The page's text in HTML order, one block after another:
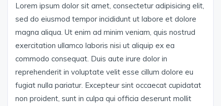
Lorem ipsum dolor sit amet, consectetur adipisicing elit,
sed do eiusmod tempor incididunt ut labore et dolore
magna aliqua. Ut enim ad minim veniam, quis nostrud
exercitation ullamco laboris nisi ut aliquip ex ea
commodo consequat. Duis aute irure dolor in
reprehenderit in voluptate velit esse cillum dolore eu
fugiat nulla pariatur. Excepteur sint occaecat cupidatat
non proident, sunt in culpa qui officia deserunt mollit